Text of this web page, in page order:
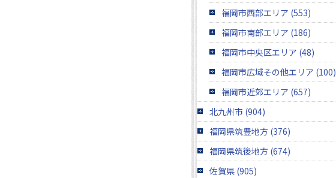
福岡市西部エリア (553)
福岡市南部エリア (186)
福岡市中央区エリア (48)
福岡市広域その他エリア (100)
福岡市近郊エリア (657)
北九州市 (904)
福岡県筑豊地方 (376)
福岡県筑後地方 (674)
佐賀県 (905)